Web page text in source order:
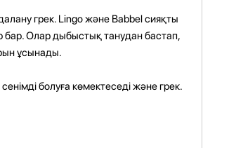
грек. Lingo және Babbel сияқты
бар. Олар дыбыстық танудан бастап,
ұсынады.
болуға көмектеседі және грек.